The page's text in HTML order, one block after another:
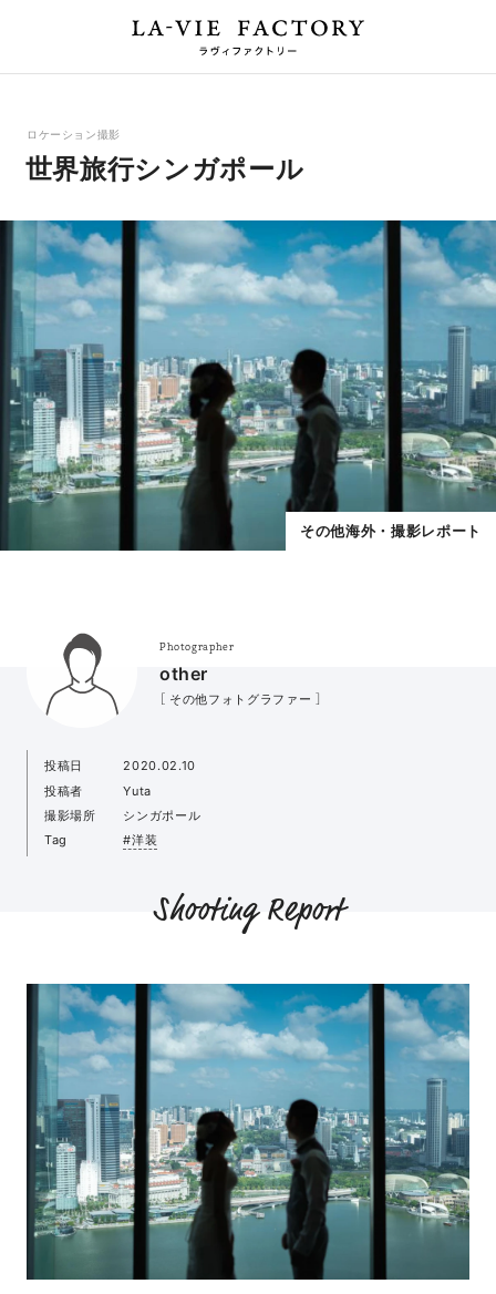
ロケーション撮影
世界旅行シンガポール
その他海外・撮影レポート
Photographer
other
［ その他フォトグラファー ］
投稿日
2020.02.10
投稿者
Yuta
撮影場所
シンガポール
Tag
#洋装
Shooting Report